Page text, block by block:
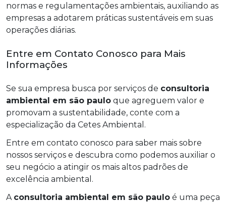
normas e regulamentações ambientais, auxiliando as
empresas a adotarem práticas sustentáveis em suas
operações diárias.
Entre em Contato Conosco para Mais
Informações
Se sua empresa busca por serviços de consultoria
ambiental em são paulo que agreguem valor e
promovam a sustentabilidade, conte com a
especialização da Cetes Ambiental.
Entre em contato conosco para saber mais sobre
nossos serviços e descubra como podemos auxiliar o
seu negócio a atingir os mais altos padrões de
excelência ambiental.
A consultoria ambiental em são paulo é uma peça